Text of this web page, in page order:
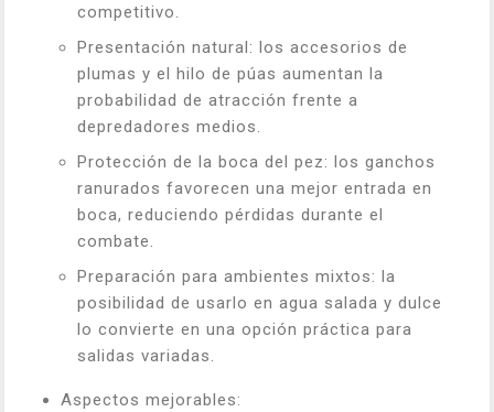
competitivo.
Presentación natural: los accesorios de
plumas y el hilo de púas aumentan la
probabilidad de atracción frente a
depredadores medios.
Protección de la boca del pez: los ganchos
ranurados favorecen una mejor entrada en
boca, reduciendo pérdidas durante el
combate.
Preparación para ambientes mixtos: la
posibilidad de usarlo en agua salada y dulce
lo convierte en una opción práctica para
salidas variadas.
Aspectos mejorables: